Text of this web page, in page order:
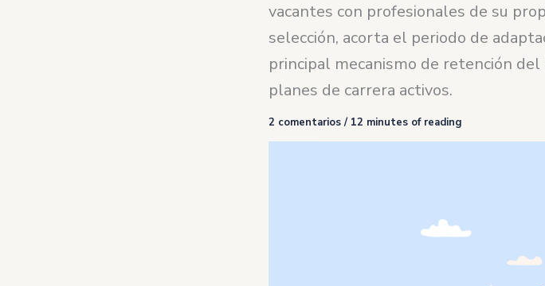
vacantes con profesionales de su
selección, acorta el periodo de
principal mecanismo de retención
planes de carrera activos.
2 comentarios / 12 minutes of reading